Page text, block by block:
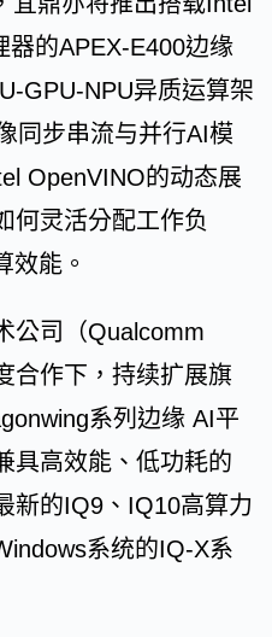
器的APEX-E400边缘
GPU-NPU异质运算架
同步串流与并行AI模
OpenVINO的动态展
何灵活分配工作负
效能。
公司（Qualcomm
合作下，持续扩展旗
系列边缘 AI平
具高效能、低功耗的
新的IQ9、IQ10高算力
系统的IQ-X系